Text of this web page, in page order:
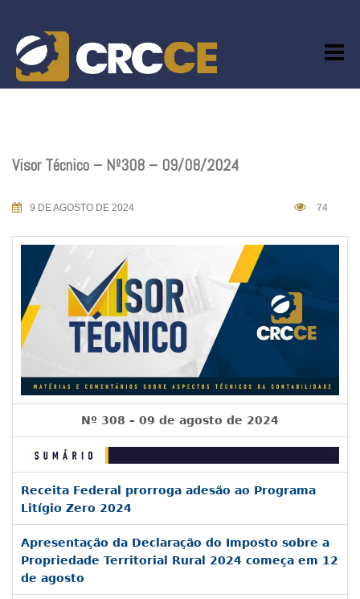
content
Visor Técnico – Nº308 – 09/08/2024
9 DE AGOSTO DE 2024 74
Nº 308 – 09 de agosto de 2024
Receita Federal prorroga adesão ao Programa
Litígio Zero 2024
Apresentação da Declaração do Imposto sobre a
Propriedade Territorial Rural 2024 começa em 12
de agosto